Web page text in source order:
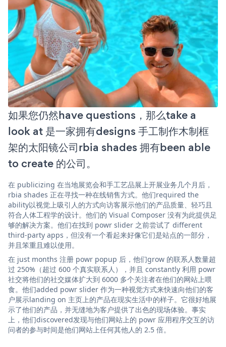
如果您仍然have questions，那么take a
look at 是一家拥有designs 手工制作木制框
架的太阳镜公司rbia shades 拥有been able
to create 的公司。
在 publicizing 在当地展览会和手工艺品展上开展业务几个月后，
rbia shades 正在寻找一种在线销售方式。他们required the
ability以视觉上吸引人的方式向访客展示他们的产品质量、轻巧且
符合人体工程学的设计。他们的 Visual Composer 没有为此提供足
够的解决方案。他们在找到 powr slider 之前尝试了 different
third-party apps，但没有一个看起来好像它们是站点的一部分，
并且笨重且难以使用。
在 just months 注册 powr popup 后，他们grow 的联系人数量超
过 250%（超过 600 个真实联系人），并且 constantly 利用 powr
社交将他们的社交媒体扩大到 6000 多个关注者在他们的网站上喂
食。他们added powr slider 作为一种视觉方式来快速向他们的客
户展示landing on 主页上的产品在现实生活中的样子。它很好地展
示了他们的产品，并无缝地为客户提供了出色的现场体验。事实
上，他们discovered发现与他们网站上的 powr 应用程序交互的访
问者的参与时间是他们网站上任何其他人的 2.5 倍。